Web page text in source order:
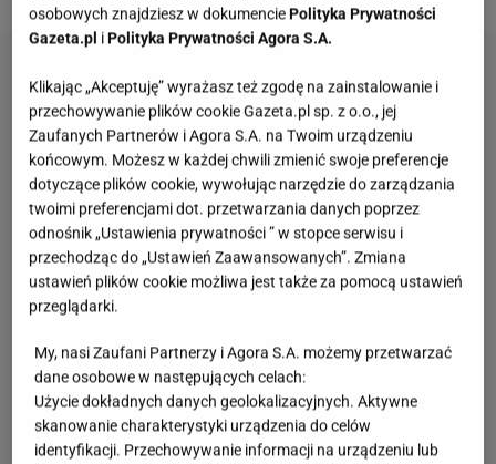
osobowych znajdziesz w dokumenciePolityka Prywatności
Gazeta.pl iPolityka Prywatności Agora S.A.
Klikając „Akceptuję” wyrażasz też zgodę na zainstalowanie i
przechowywanie plików cookie Gazeta.pl sp. z o.o., jej
Zaufanych Partnerów i Agora S.A. na Twoim urządzeniu
końcowym. Możesz w każdej chwili zmienić swoje preferencje
dotyczące plików cookie, wywołując narzędzie do zarządzania
twoimi preferencjami dot. przetwarzania danych poprzez
odnośnik „Ustawienia prywatności ” w stopce serwisu i
przechodząc do „Ustawień Zaawansowanych”. Zmiana
ustawień plików cookie możliwa jest także za pomocą ustawień
przeglądarki.
My, nasi Zaufani Partnerzy i Agora S.A. możemy przetwarzać
dane osobowe w następujących celach:
Użycie dokładnych danych geolokalizacyjnych. Aktywne
skanowanie charakterystyki urządzenia do celów
identyfikacji. Przechowywanie informacji na urządzeniu lub